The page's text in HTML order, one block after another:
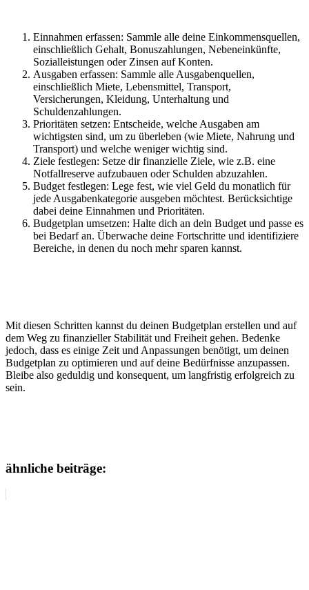
Einnahmen erfassen: Sammle alle deine Einkommensquellen,
einschließlich Gehalt, Bonuszahlungen, Nebeneinkünfte,
Sozialleistungen oder Zinsen auf Konten.
Ausgaben erfassen: Sammle alle Ausgabenquellen,
einschließlich Miete, Lebensmittel, Transport,
Versicherungen, Kleidung, Unterhaltung und
Schuldenzahlungen.
Prioritäten setzen: Entscheide, welche Ausgaben am
wichtigsten sind, um zu überleben (wie Miete, Nahrung und
Transport) und welche weniger wichtig sind.
Ziele festlegen: Setze dir finanzielle Ziele, wie z.B. eine
Notfallreserve aufzubauen oder Schulden abzuzahlen.
Budget festlegen: Lege fest, wie viel Geld du monatlich für
jede Ausgabenkategorie ausgeben möchtest. Berücksichtige
dabei deine Einnahmen und Prioritäten.
Budgetplan umsetzen: Halte dich an dein Budget und passe es
bei Bedarf an. Überwache deine Fortschritte und identifiziere
Bereiche, in denen du noch mehr sparen kannst.
Mit diesen Schritten kannst du deinen Budgetplan erstellen und auf
dem Weg zu finanzieller Stabilität und Freiheit gehen. Bedenke
jedoch, dass es einige Zeit und Anpassungen benötigt, um deinen
Budgetplan zu optimieren und auf deine Bedürfnisse anzupassen.
Bleibe also geduldig und konsequent, um langfristig erfolgreich zu
sein.
ähnliche beiträge: